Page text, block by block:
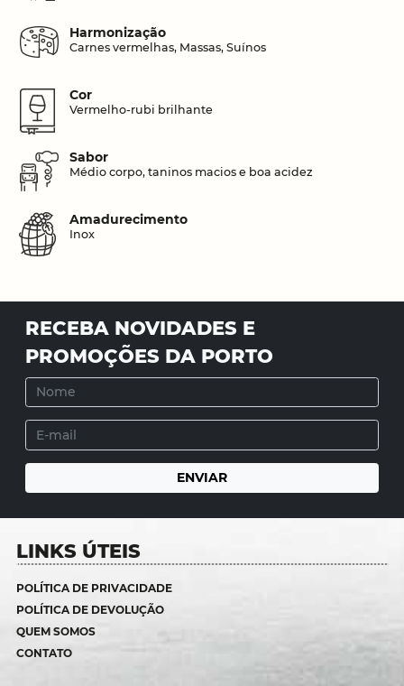
Harmonização
Carnes vermelhas, Massas, Suínos
Cor
Vermelho-rubi brilhante
Sabor
Médio corpo, taninos macios e boa acidez
Amadurecimento
Inox
RECEBA NOVIDADES E
PROMOÇÕES DA PORTO
LINKS ÚTEIS
POLÍTICA DE PRIVACIDADE
POLÍTICA DE DEVOLUÇÃO
QUEM SOMOS
CONTATO